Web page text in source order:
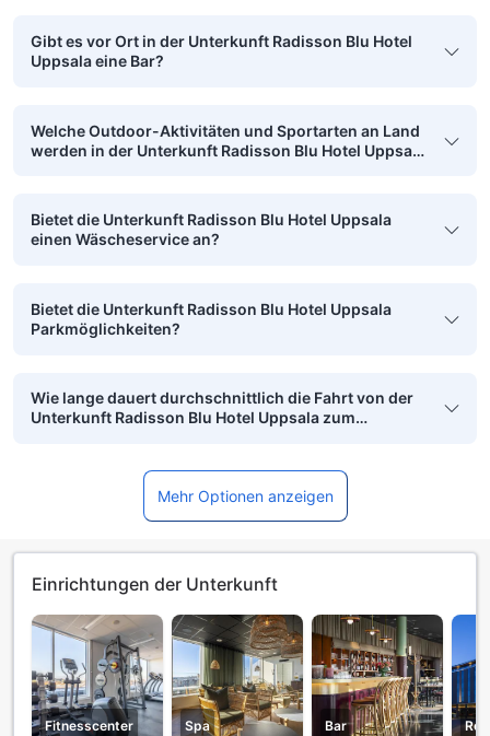
Gibt es vor Ort in der Unterkunft Radisson Blu Hotel
Uppsala eine Bar?
Welche Outdoor-Aktivitäten und Sportarten an Land
werden in der Unterkunft Radisson Blu Hotel Uppsala
Bietet die Unterkunft Radisson Blu Hotel Uppsala
einen Wäscheservice an?
Bietet die Unterkunft Radisson Blu Hotel Uppsala
Parkmöglichkeiten?
Wie lange dauert durchschnittlich die Fahrt von der
Unterkunft Radisson Blu Hotel Uppsala zum
Mehr Optionen anzeigen
Einrichtungen der Unterkunft
Fitnesscenter Spa Bar